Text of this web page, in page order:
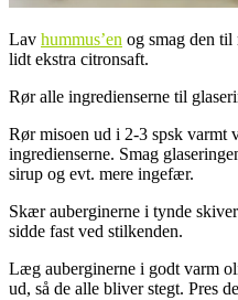
Lav hummus’en og smag den
lidt ekstra citronsaft.
Rør alle ingredienserne til
Rør misoen ud i 2-3 spsk varmt
ingredienserne. Smag
sirup og evt. mere ingefær.
Skær auberginerne i tynde
sidde fast ved stilkenden.
Læg auberginerne i godt varm
ud, så de alle bliver stegt. Pres